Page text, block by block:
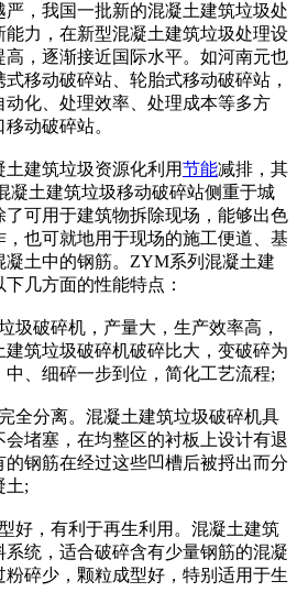
严，我国一批新的混凝土建筑垃圾处
力，在新型混凝土建筑垃圾处理设
，逐渐接近国际水平。如河南元也
移动破碎站、轮胎式移动破碎站，
化、处理效率、处理成本等多方
动破碎站。
建筑垃圾资源化利用节能减排，其
凝土建筑垃圾移动破碎站侧重于城
可用于建筑物拆除现场，能够出色
也可就地用于现场的施工便道、基
土中的钢筋。ZYM系列混凝土建
几方面的性能特点：
圾破碎机，产量大，生产效率高，
筑垃圾破碎机破碎比大，变破碎为
、细碎一步到位，简化工艺流程;
全分离。混凝土建筑垃圾破碎机具
堵塞，在均整区的衬板上设计有退
钢筋在经过这些凹槽后被捋出而分
土;
好，有利于再生利用。混凝土建筑
统，适合破碎含有少量钢筋的混凝
碎少，颗粒成型好，特别适用于生